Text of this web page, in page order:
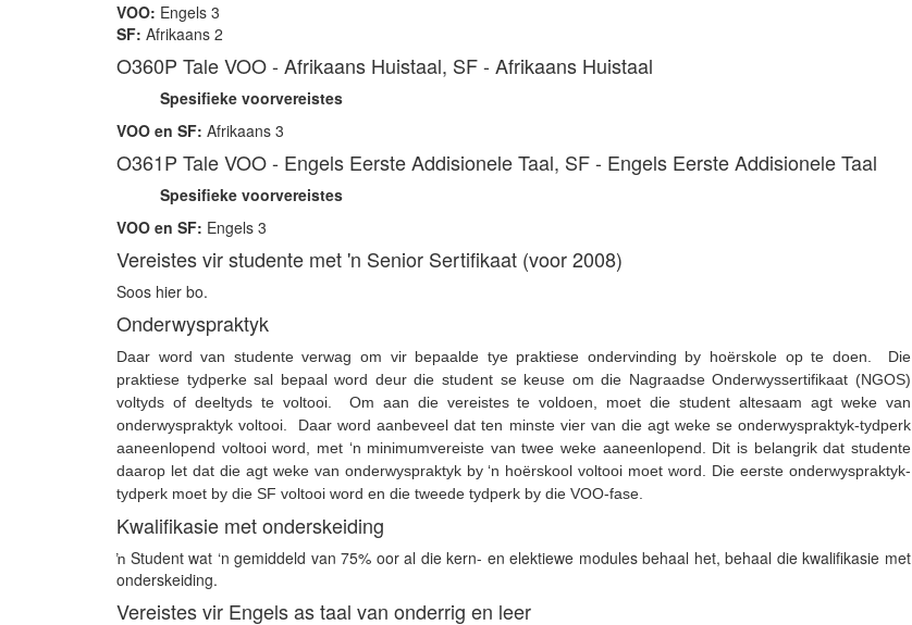
VOO: Engels 3
SF: Afrikaans 2
O360P Tale VOO - Afrikaans Huistaal, SF - Afrikaans Huistaal
Spesifieke voorvereistes
VOO en SF: Afrikaans 3
O361P Tale VOO - Engels Eerste Addisionele Taal, SF - Engels Eerste Addisionele Taal
Spesifieke voorvereistes
VOO en SF: Engels 3
Vereistes vir studente met 'n Senior Sertifikaat (voor 2008)
Soos hier bo.
Onderwyspraktyk
Daar word van studente verwag om vir bepaalde tye praktiese ondervinding by hoërskole op te doen. Die
praktiese tydperke sal bepaal word deur die student se keuse om die Nagraadse Onderwyssertifikaat (NGOS)
voltyds of deeltyds te voltooi. Om aan die vereistes te voldoen, moet die student altesaam agt weke van
onderwyspraktyk voltooi. Daar word aanbeveel dat ten minste vier van die agt weke se onderwyspraktyk-tydperk
aaneenlopend voltooi word, met ‘n minimumvereiste van twee weke aaneenlopend. Dit is belangrik dat studente
daarop let dat die agt weke van onderwyspraktyk by ‘n hoërskool voltooi moet word. Die eerste onderwyspraktyk-
tydperk moet by die SF voltooi word en die tweede tydperk by die VOO-fase.
Kwalifikasie met onderskeiding
ŉ Student wat ‘n gemiddeld van 75% oor al die kern- en elektiewe modules behaal het, behaal die kwalifikasie met
onderskeiding.
Vereistes vir Engels as taal van onderrig en leer